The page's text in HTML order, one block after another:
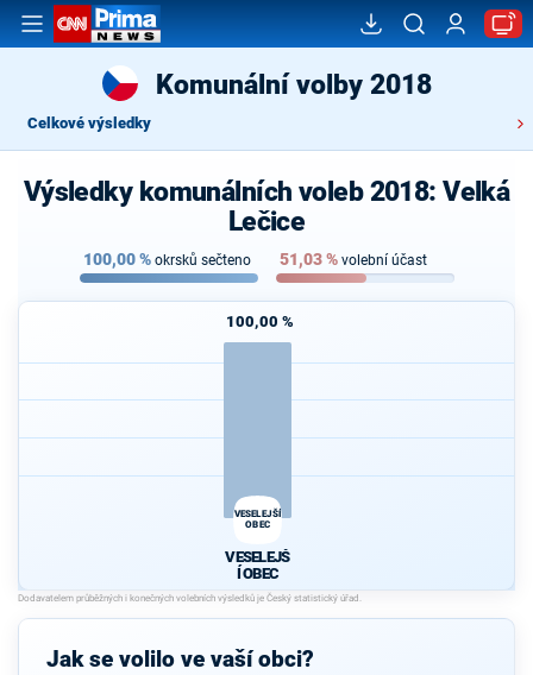
Komunální volby 2018
Celkové výsledky
Výsledky komunálních voleb 2018: Velká
Lečice
100,00% okrsků sečteno 51,03% volební účast
100,00 %
VESELEJŠÍ
OBEC
VESELEJŠ
Í OBEC
Jak se volilo ve vaší obci?